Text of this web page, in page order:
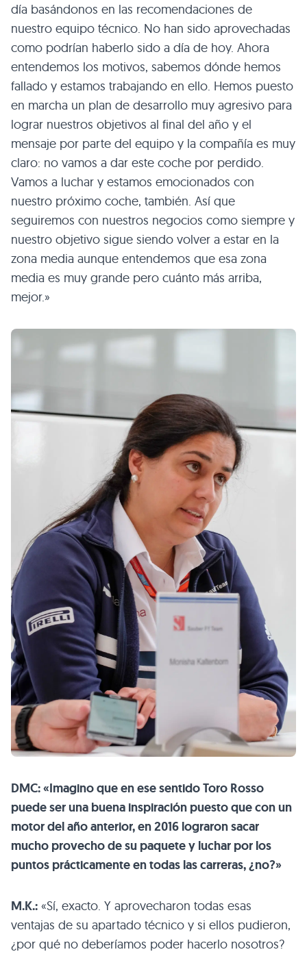
día basándonos en las recomendaciones de
nuestro equipo técnico. No han sido aprovechadas
como podrían haberlo sido a día de hoy. Ahora
entendemos los motivos, sabemos dónde hemos
fallado y estamos trabajando en ello. Hemos puesto
en marcha un plan de desarrollo muy agresivo para
lograr nuestros objetivos al final del año y el
mensaje por parte del equipo y la compañía es muy
claro: no vamos a dar este coche por perdido.
Vamos a luchar y estamos emocionados con
nuestro próximo coche, también. Así que
seguiremos con nuestros negocios como siempre y
nuestro objetivo sigue siendo volver a estar en la
zona media aunque entendemos que esa zona
media es muy grande pero cuánto más arriba,
mejor.»
DMC: «Imagino que en ese sentido Toro Rosso
puede ser una buena inspiración puesto que con un
motor del año anterior, en 2016 lograron sacar
mucho provecho de su paquete y luchar por los
puntos prácticamente en todas las carreras, ¿no?»
M.K.: «Sí, exacto. Y aprovecharon todas esas
ventajas de su apartado técnico y si ellos pudieron,
¿por qué no deberíamos poder hacerlo nosotros?